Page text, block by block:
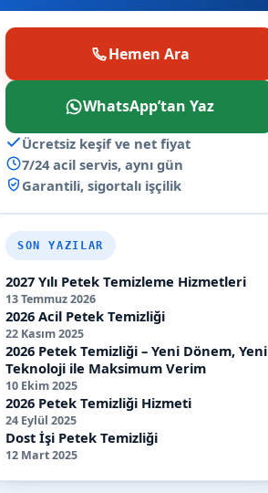
Hemen Ara
WhatsApp’tan Yaz
Ücretsiz keşif ve net fiyat
7/24 acil servis, aynı gün
Garantili, sigortalı işçilik
SON YAZILAR
2027 Yılı Petek Temizleme Hizmetleri
13 Temmuz 2026
2026 Acil Petek Temizliği
22 Kasım 2025
2026 Petek Temizliği – Yeni Dönem, Yeni
Teknoloji ile Maksimum Verim
10 Ekim 2025
2026 Petek Temizliği Hizmeti
24 Eylül 2025
Dost İşi Petek Temizliği
12 Mart 2025